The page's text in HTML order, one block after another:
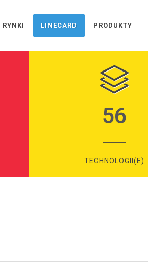
RYNKI LINECARD PRODUKTY
56
TECHNOLOGII(E)